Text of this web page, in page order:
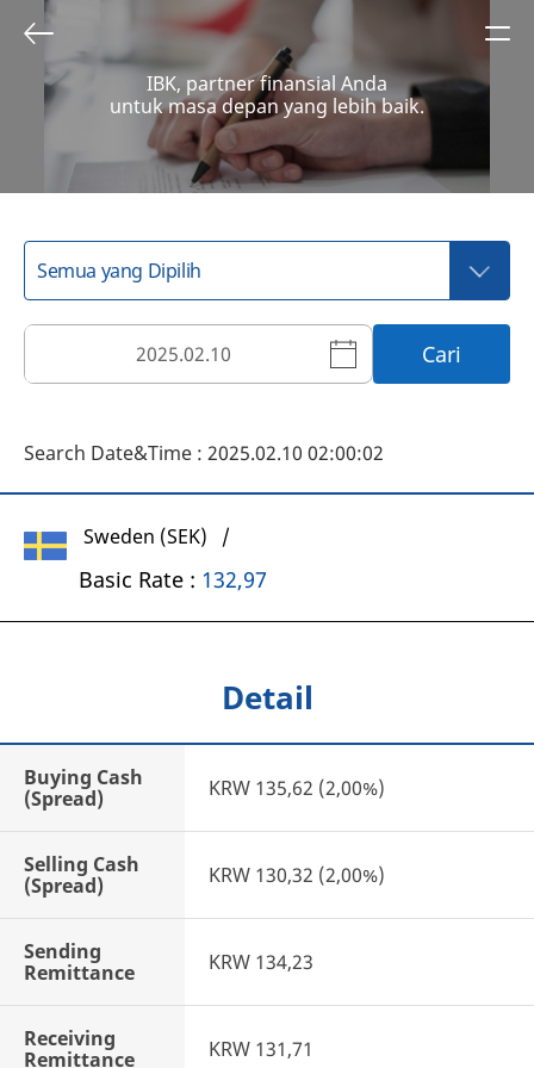
IBK, partner finansial Anda
untuk masa depan yang lebih baik.
Cari
Search Date&Time : 2025.02.10 02:00:02
Sweden (SEK) /
Basic Rate : 132,97
Detail
Buying Cash
(Spread)
KRW 135,62 (2,00%)
Selling Cash
(Spread)
KRW 130,32 (2,00%)
Sending
Remittance
KRW 134,23
Receiving
Remittance
KRW 131,71